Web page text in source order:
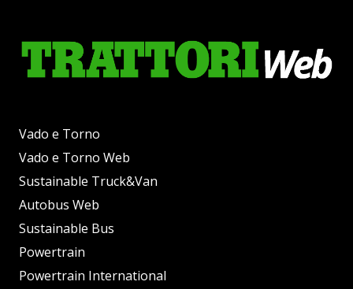
Vado e Torno
Vado e Torno Web
Sustainable Truck&Van
Autobus Web
Sustainable Bus
Powertrain
Powertrain International